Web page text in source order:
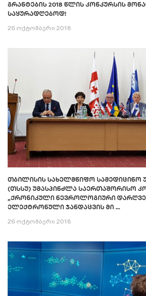
ᲒᲠᲐᲜᲢᲔᲑᲘᲡ 2018 ᲬᲚᲘᲡ ᲙᲝᲜᲙᲣᲠᲡᲘᲡ
ᲡᲐᲧᲣᲠᲐᲓᲦᲔᲑᲝᲓ!
26 ოქტომბერი 2018
ᲗᲑᲘᲚᲘᲡᲘᲡ ᲡᲐᲮᲔᲚᲛᲬᲘᲤᲝ ᲡᲐᲛᲔᲓᲘᲪᲘᲜᲝ
(ᲗᲡᲡᲣ) ᲣᲛᲐᲡᲞᲘᲜᲫᲚᲐ ᲡᲐᲔᲠᲗᲐᲨᲝᲠᲘᲡᲝ
„ᲥᲠᲝᲜᲘᲙᲣᲚᲘ ᲜᲔᲕᲠᲝᲚᲝᲒᲘᲣᲠᲘ
ᲔᲚᲔᲥᲢᲠᲝᲜᲣᲚᲘ ᲯᲐᲜᲓᲐᲪᲕᲘᲡ ᲛᲘ ...
26 ოქტომბერი 2018